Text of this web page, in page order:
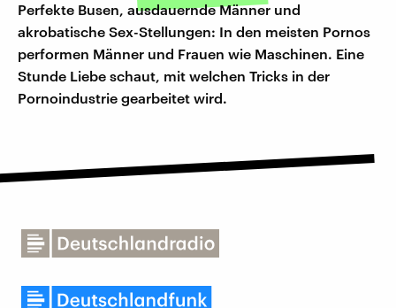
Perfekte Busen, ausdauernde Männer und
akrobatische Sex-Stellungen: In den meisten Pornos
performen Männer und Frauen wie Maschinen. Eine
Stunde Liebe schaut, mit welchen Tricks in der
Pornoindustrie gearbeitet wird.